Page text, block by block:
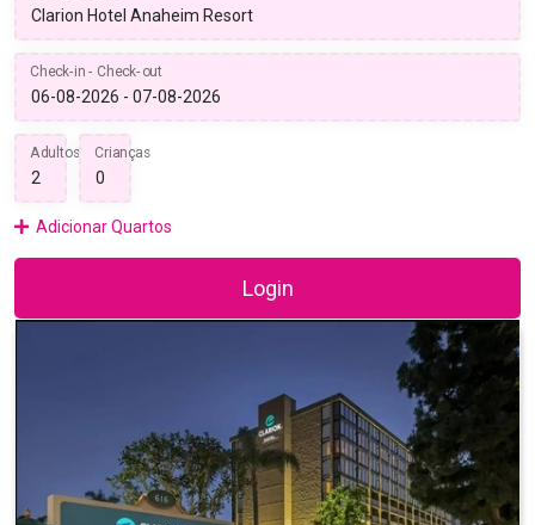
Check-in - Check-out
Adultos Crianças
Adicionar Quartos
Login